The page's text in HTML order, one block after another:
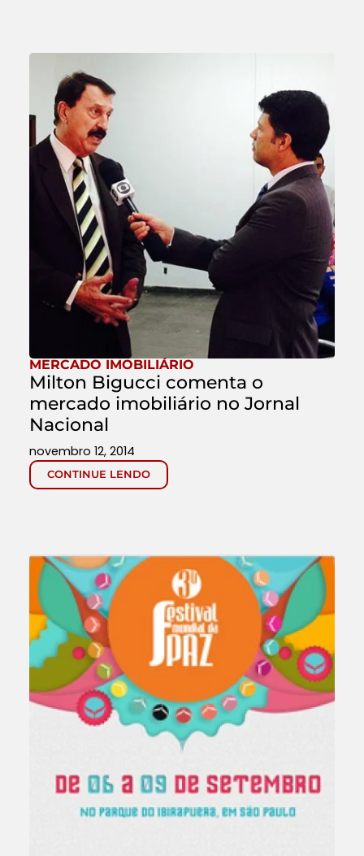
MERCADO IMOBILIÁRIO
Milton Bigucci comenta o
mercado imobiliário no Jornal
Nacional
CONTINUE LENDO
novembro 12, 2014